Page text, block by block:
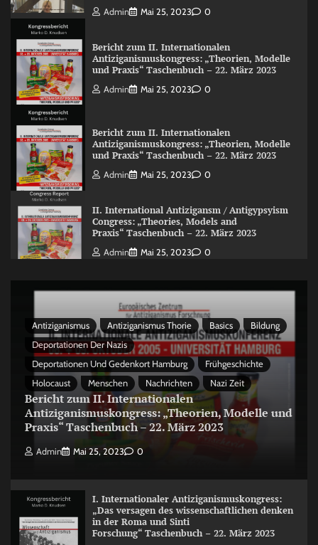
Admin Mai 25, 2023 0
Bericht zum II. Internationalen
Antiziganismuskongress: „Theorien, Modelle
und Praxis“ Taschenbuch – 22. März 2023
Admin Mai 25, 2023 0
Bericht zum II. Internationalen
Antiziganismuskongress: „Theorien, Modelle
und Praxis“ Taschenbuch – 22. März 2023
Admin Mai 25, 2023 0
II. International Antizigansm / Antigypsyism
Congress: „Theories, Models and
Praxis“ Taschenbuch – 22. März 2023
Admin Mai 25, 2023 0
Antiziganismus Antiziganismus Thorie Basics
Bildung
Deportationen Der Nazis
Deportationen Und Gedenkort Hamburg
Frühgeschichte
Holocaust
Menschen Nachrichten Nazi Zeit
Bericht zum II. Internationalen
Antiziganismuskongress: „Theorien, Modelle und
Praxis“ Taschenbuch – 22. März 2023
Admin Mai 25, 2023 0
I. Internationaler Antiziganismuskongress:
„Das versagen des wissenschaftlichen denken
in der Roma und Sinti
Forschung“ Taschenbuch – 22. März 2023